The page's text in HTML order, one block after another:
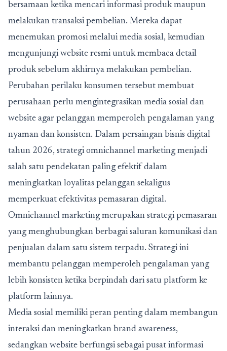
bersamaan ketika mencari informasi produk maupun
melakukan transaksi pembelian. Mereka dapat
menemukan promosi melalui media sosial, kemudian
mengunjungi website resmi untuk membaca detail
produk sebelum akhirnya melakukan pembelian.
Perubahan perilaku konsumen tersebut membuat
perusahaan perlu mengintegrasikan media sosial dan
website agar pelanggan memperoleh pengalaman yang
nyaman dan konsisten. Dalam persaingan bisnis digital
tahun 2026, strategi omnichannel marketing menjadi
salah satu pendekatan paling efektif dalam
meningkatkan loyalitas pelanggan sekaligus
memperkuat efektivitas pemasaran digital.
Omnichannel marketing merupakan strategi pemasaran
yang menghubungkan berbagai saluran komunikasi dan
penjualan dalam satu sistem terpadu. Strategi ini
membantu pelanggan memperoleh pengalaman yang
lebih konsisten ketika berpindah dari satu platform ke
platform lainnya.
Media sosial memiliki peran penting dalam membangun
interaksi dan meningkatkan brand awareness,
sedangkan website berfungsi sebagai pusat informasi